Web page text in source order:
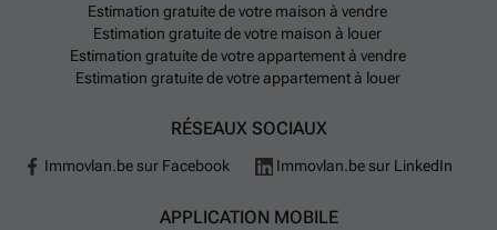
Estimation gratuite de votre maison à vendre
Estimation gratuite de votre maison à louer
Estimation gratuite de votre appartement à vendre
Estimation gratuite de votre appartement à louer
RÉSEAUX SOCIAUX
Immovlan.be sur Facebook Immovlan.be sur LinkedIn
APPLICATION MOBILE